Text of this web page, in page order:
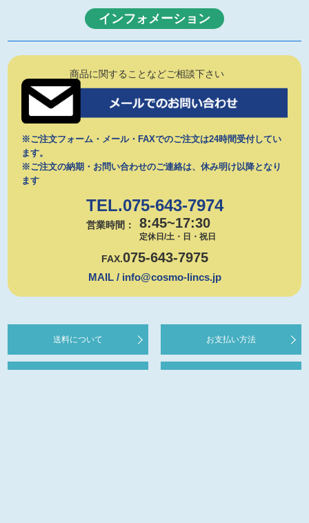
インフォメーション
商品に関することなどご相談下さい
※ご注文フォーム・メール・FAXでのご注文は24時間受付してい
ます。
※ご注文の納期・お問い合わせのご連絡は、休み明け以降となり
ます
TEL.075-643-7974
営業時間： 8:45~17:30
定休日/土・日・祝日
FAX.075-643-7975
MAIL / info@cosmo-lincs.jp
送料について お支払い方法